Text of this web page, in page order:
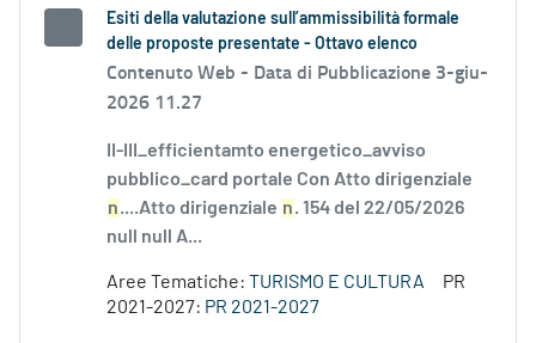
Esiti della valutazione sull’ammissibilità formale
delle proposte presentate - Ottavo elenco
Contenuto Web - Data di Pubblicazione 3-giu-
2026 11.27
II-III_efficientamto energetico_avviso
pubblico_card portale Con Atto dirigenziale
n....Atto dirigenziale n. 154 del 22/05/2026
null null A...
Aree Tematiche: TURISMO E CULTURA
PR
2021-2027: PR 2021-2027